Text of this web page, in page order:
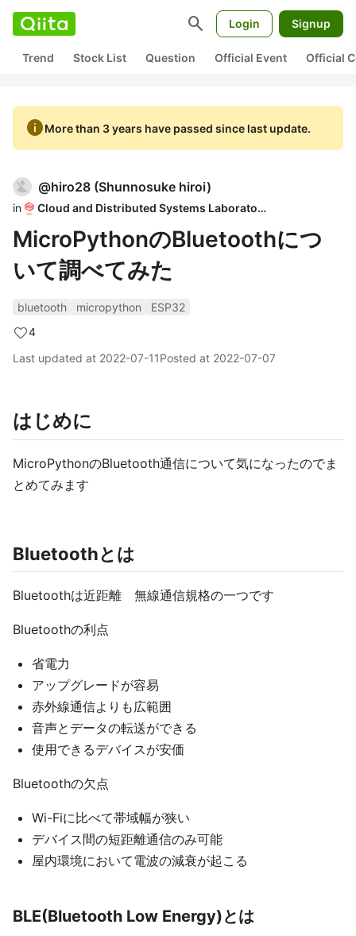
search Login Signup
Trend Stock List Question Official Event Official
infoMore than 3 years have passed since last update.
@hiro28 (Shunnosuke hiroi)
in Cloud and Distributed Systems Laboratory
MicroPythonのBluetoothにつ
いて調べてみた
bluetooth micropython
ESP32
4
Last updated at 2022-07-11Posted at 2022-07-07
はじめに
MicroPythonのBluetooth通信について気になったのでま
とめてみます
Bluetoothとは
Bluetoothは近距離 無線通信規格の一つです
Bluetoothの利点
省電力
アップグレードが容易
赤外線通信よりも広範囲
音声とデータの転送ができる
使用できるデバイスが安価
Bluetoothの欠点
Wi-Fiに比べて帯域幅が狭い
デバイス間の短距離通信のみ可能
屋内環境において電波の減衰が起こる
BLE(Bluetooth Low Energy)とは